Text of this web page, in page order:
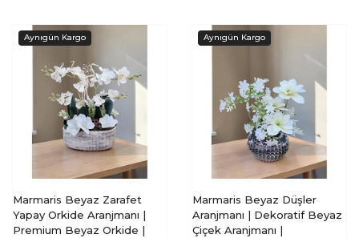
Marmaris Beyaz Zarafet
Yapay Orkide Aranjmanı |
Premium Beyaz Orkide |
Marmaris Beyaz Düşler
Aranjmanı | Dekoratif Beyaz
Çiçek Aranjmanı |